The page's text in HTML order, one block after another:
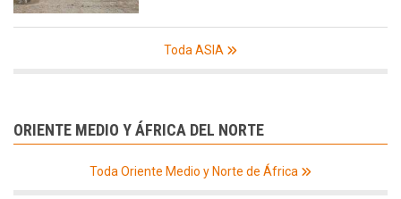
Toda ASIA
ORIENTE MEDIO Y ÁFRICA DEL NORTE
Toda Oriente Medio y Norte de África